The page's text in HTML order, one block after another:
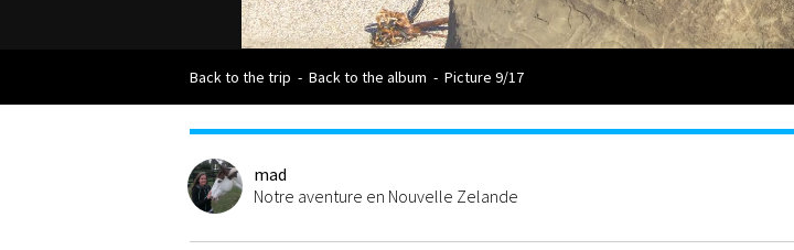
Back to the trip - Back to the album - Picture 9/17
mad
Notre aventure en Nouvelle Zelande